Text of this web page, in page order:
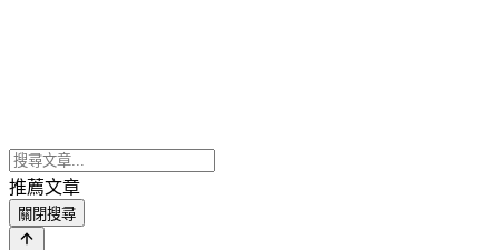
推薦文章
關閉搜尋